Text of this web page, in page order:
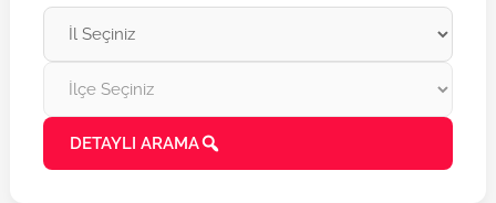
DETAYLI ARAMA